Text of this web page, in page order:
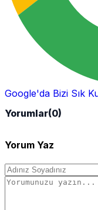
Google'da Bizi Sık
Yorumlar(0)
Yorum Yaz